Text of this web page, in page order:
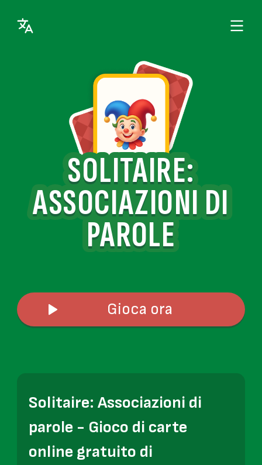
SOLITAIRE:
ASSOCIAZIONI DI
PAROLE
Gioca ora
Solitaire: Associazioni di
parole - Gioco di carte
online gratuito di